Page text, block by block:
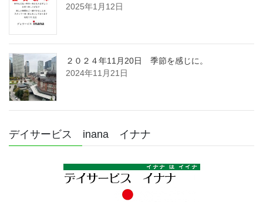
2025年1月12日
２０２４年11月20日 季節を感じに。
2024年11月21日
デイサービス inana イナナ